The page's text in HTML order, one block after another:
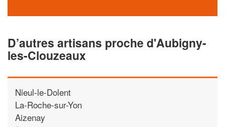
D’autres artisans proche d'Aubigny-
les-Clouzeaux
Nieul-le-Dolent
La-Roche-sur-Yon
Aizenay